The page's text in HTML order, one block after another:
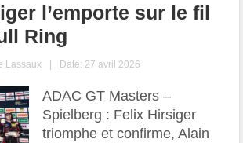
l’emporte sur le fil
Ring
Lassaux | Date: 27 avril 2026
ADAC GT Masters –
Spielberg : Felix Hirsiger
triomphe et confirme, Alain